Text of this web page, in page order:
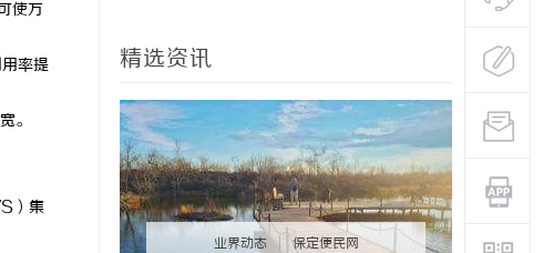
使万
率提
。
）集
精选资讯
业界动态 | 保定便民网